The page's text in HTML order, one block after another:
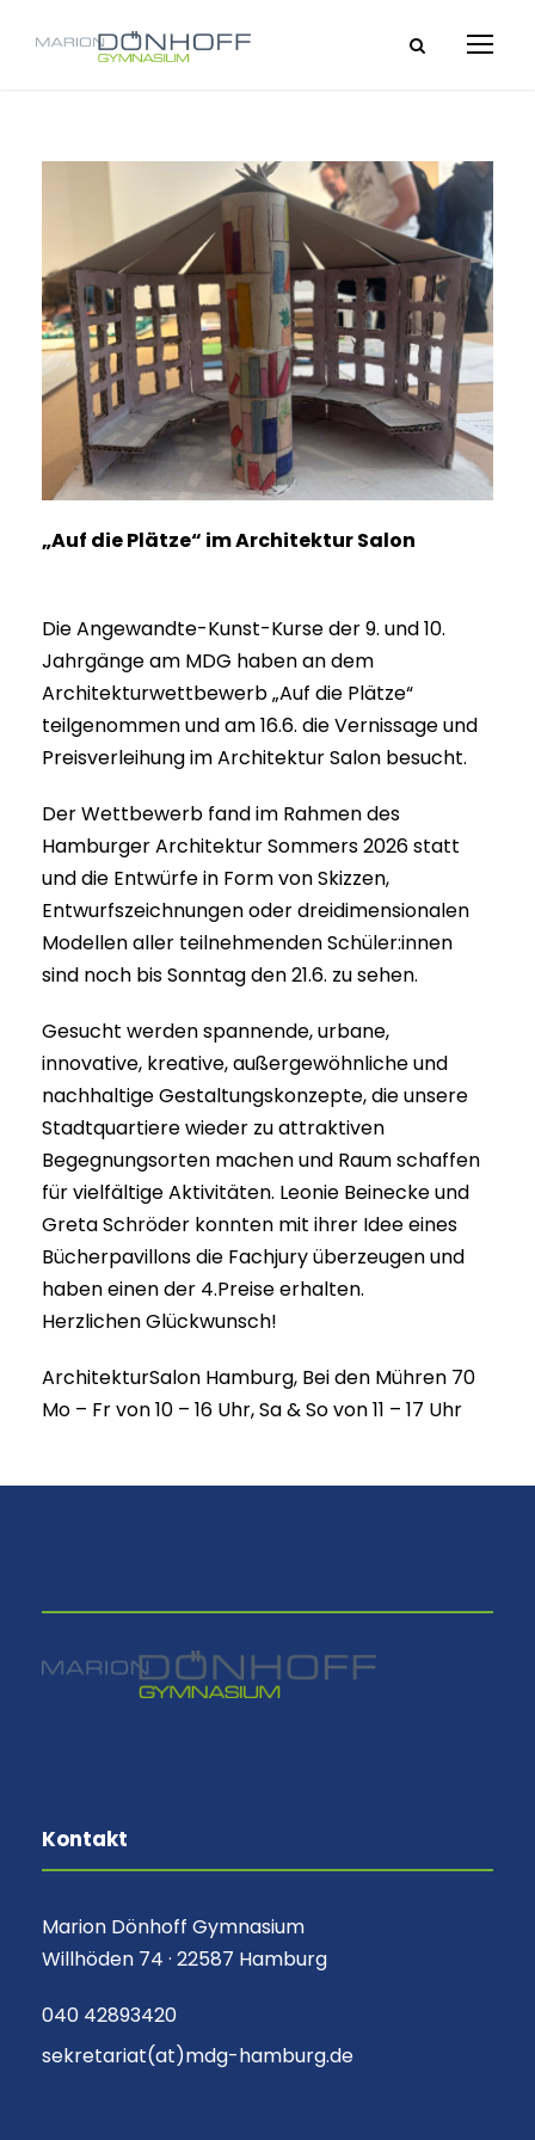
„Auf die Plätze“ im Architektur Salon
Die Angewandte-Kunst-Kurse der 9. und 10.
Jahrgänge am MDG haben an dem
Architekturwettbewerb „Auf die Plätze“
teilgenommen und am 16.6. die Vernissage und
Preisverleihung im Architektur Salon besucht.
Der Wettbewerb fand im Rahmen des
Hamburger Architektur Sommers 2026 statt
und die Entwürfe in Form von Skizzen,
Entwurfszeichnungen oder dreidimensionalen
Modellen aller teilnehmenden Schüler:innen
sind noch bis Sonntag den 21.6. zu sehen.
Gesucht werden spannende, urbane,
innovative, kreative, außergewöhnliche und
nachhaltige Gestaltungskonzepte, die unsere
Stadtquartiere wieder zu attraktiven
Begegnungsorten machen und Raum schaffen
für vielfältige Aktivitäten. Leonie Beinecke und
Greta Schröder konnten mit ihrer Idee eines
Bücherpavillons die Fachjury überzeugen und
haben einen der 4.Preise erhalten.
Herzlichen Glückwunsch!
ArchitekturSalon Hamburg, Bei den Mühren 70
Mo – Fr von 10 – 16 Uhr, Sa & So von 11 – 17 Uhr
Kontakt
Marion Dönhoff Gymnasium
Willhöden 74 · 22587 Hamburg
040 42893420
sekretariat(at)mdg-hamburg.de